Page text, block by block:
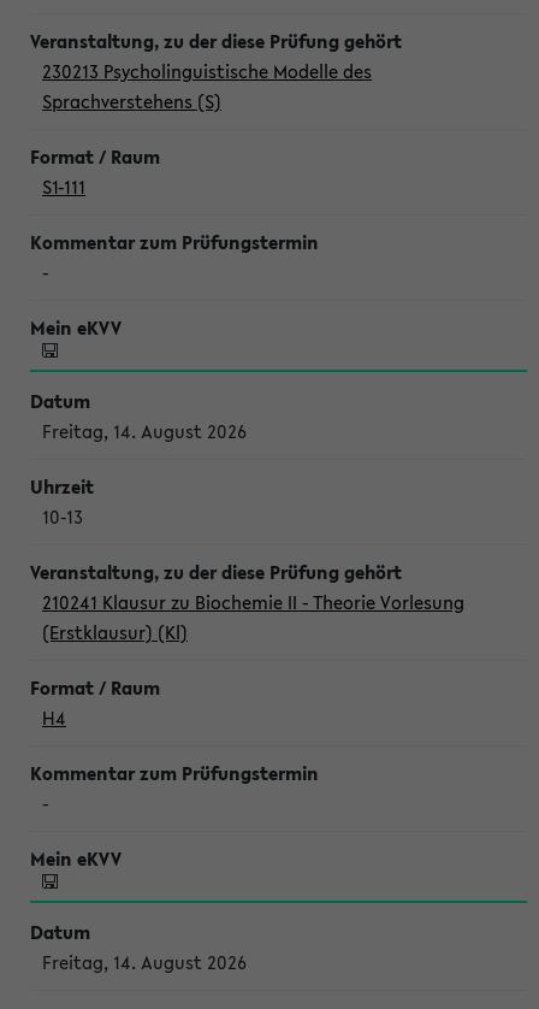
230213 Psycholinguistische Modelle des
Sprachverstehens (S)
S1-111
-
Freitag, 14. August 2026
10-13
210241 Klausur zu Biochemie II - Theorie Vorlesung
(Erstklausur) (Kl)
H4
-
Freitag, 14. August 2026